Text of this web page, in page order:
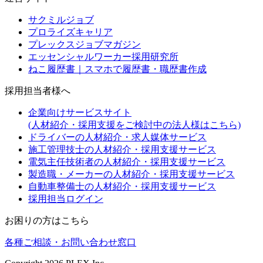
サクミルジョブ
プロライズキャリア
プレックスジョブマガジン
エッセンシャルワーカー採用研究所
ねこ履歴書｜スマホで履歴書・職歴書作成
採用担当者様へ
企業向けサービスサイト
(人材紹介・採用支援をご検討中の法人様はこちら)
ドライバーの人材紹介・求人媒体サービス
施工管理技士の人材紹介・採用支援サービス
電気主任技術者の人材紹介・採用支援サービス
製造職・メーカーの人材紹介・採用支援サービス
自動車整備士の人材紹介・採用支援サービス
採用担当ログイン
お困りの方はこちら
各種ご相談・お問い合わせ窓口